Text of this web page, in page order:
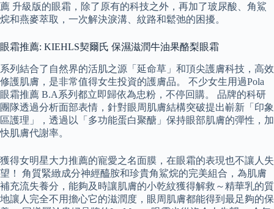
薦 升級版的眼霜，除了原有的科技之外，再加了玻尿酸、角鯊
烷和燕麥萃取，一次解決淚溝、紋路和鬆弛的困擾。
眼霜推薦: KIEHLS契爾氏 保濕滋潤牛油果酪梨眼霜
系列結合了自然界的活肌之源「延命草」和頂尖護膚科技，高效
修護肌膚，是非常值得女生投資的護膚品。 不少女生用過Pola
眼霜推薦 B.A系列都立即歸依為忠粉，不停回購。 品牌的科研
團隊透過分析面部表情，針對眼周肌膚結構突破提出嶄新「印象
區護理」，透過以「多功能蛋白聚醣」保持眼部肌膚的彈性，加
快肌膚代謝率。
獲得女明星大力推薦的寵愛之名面膜，在眼霜的表現也不讓人失
望！ 角質緊緻成分神經醯胺和珍貴角鯊烷的完美組合，為肌膚
補充流失養分，能夠及時讓肌膚的小乾紋獲得解救～精華乳的質
地讓人完全不用擔心它的滋潤度，眼周肌膚都能得到最足夠的保